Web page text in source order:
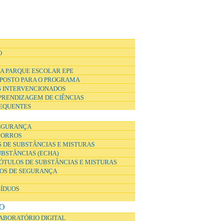
PARQUE ESCOLAR EPE
PARA O PROGRAMA
INTERVENCIONADOS
DE CIÊNCIAS
DE SUBSTÂNCIAS E MISTURAS
(ECHA)
DE SUBSTÂNCIAS E MISTURAS
DE SEGURANÇA
DIGITAL